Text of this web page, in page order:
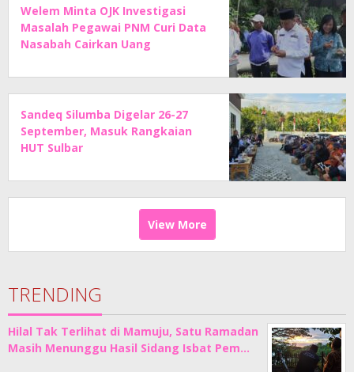
Welem Minta OJK Investigasi
Masalah Pegawai PNM Curi Data
Nasabah Cairkan Uang
Sandeq Silumba Digelar 26-27
September, Masuk Rangkaian
HUT Sulbar
View More
TRENDING
Hilal Tak Terlihat di Mamuju, Satu Ramadan
Masih Menunggu Hasil Sidang Isbat Pem…